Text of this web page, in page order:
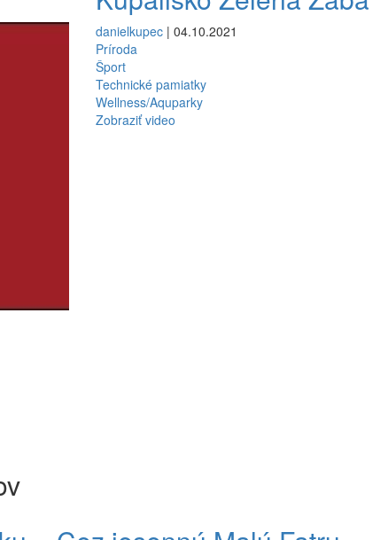
danielkupec| 04.10.2021
Príroda
Šport
Technické pamiatky
Wellness/Aquparky
Zobraziť video